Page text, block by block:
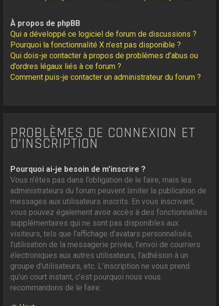
À propos de phpBB
Qui a développé ce logiciel de forum de discussions ?
Pourquoi la fonctionnalité X n’est pas disponible ?
Qui dois-je contacter à propos de problèmes d’abus ou
d’ordres légaux liés à ce forum ?
Comment puis-je contacter un administrateur du forum ?
PROBLÈMES DE CONNEXION ET
D’INSCRIPTION
Pourquoi ai-je besoin de m’inscrire ?
Vous n’êtes pas dans l’obligation de le faire, mais les
administrateurs du forum peuvent limiter la publication de
messages aux utilisateurs inscrits. En vous inscrivant,
vous pouvez également avoir accès à des fonctionnalités
supplémentaires qui ne sont pas disponibles aux
visiteurs, tels que l’affichage d’avatars personnalisés,
l’utilisation de la messagerie privée, l’envoi de courriers
électroniques aux autres utilisateurs, l’adhésion à un
groupe d’utilisateurs, etc. L’inscription ne vous prend
qu’un court instant, c’est pourquoi nous vous
recommandons de le faire.